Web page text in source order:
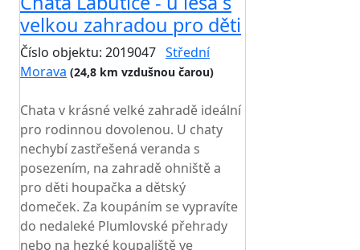
velkou zahradou pro děti
Číslo objektu: 2019047 Střední
Morava (24,8 km vzdušnou čarou)
Chata v krásné velké zahradě ideální
pro rodinnou dovolenou. U chaty
nechybí zastřešená veranda s
posezením, na zahradě ohniště a
pro děti houpačka a dětský
domeček. Za koupáním se vypravíte
do nedaleké Plumlovské přehrady
nebo na hezké koupaliště ve